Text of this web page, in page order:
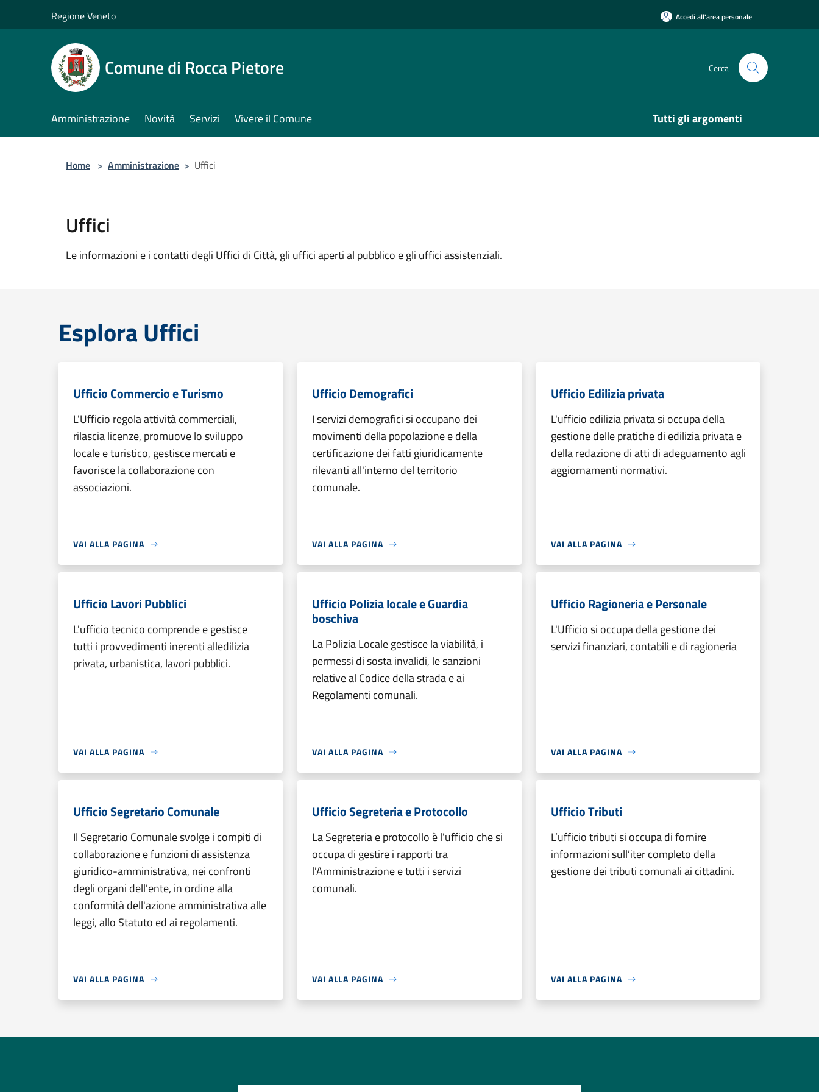
Regione Veneto Accedi all'area personale
Comune di Rocca Pietore Cerca
Amministrazione Novità Servizi Vivere il Comune Tutti gli argomenti
Home > Amministrazione > Uffici
Uffici
Le informazioni e i contatti degli Uffici di Città, gli uffici aperti al pubblico e gli uffici assistenziali.
Esplora Uffici
Ufficio Commercio e Turismo
L'Ufficio regola attività commerciali,
rilascia licenze, promuove lo sviluppo
locale e turistico, gestisce mercati e
favorisce la collaborazione con
associazioni.
VAI ALLA PAGINA
Ufficio Demografici
I servizi demografici si occupano dei
movimenti della popolazione e della
certificazione dei fatti giuridicamente
rilevanti all'interno del territorio
comunale.
VAI ALLA PAGINA
Ufficio Edilizia privata
L'ufficio edilizia privata si occupa della
gestione delle pratiche di edilizia privata e
della redazione di atti di adeguamento agli
aggiornamenti normativi.
VAI ALLA PAGINA
Ufficio Lavori Pubblici
L'ufficio tecnico comprende e gestisce
tutti i provvedimenti inerenti alledilizia
privata, urbanistica, lavori pubblici.
VAI ALLA PAGINA
Ufficio Polizia locale e Guardia
boschiva
La Polizia Locale gestisce la viabilità, i
permessi di sosta invalidi, le sanzioni
relative al Codice della strada e ai
Regolamenti comunali.
VAI ALLA PAGINA
Ufficio Ragioneria e Personale
L'Ufficio si occupa della gestione dei
servizi finanziari, contabili e di ragioneria
VAI ALLA PAGINA
Ufficio Segretario Comunale
Il Segretario Comunale svolge i compiti di
collaborazione e funzioni di assistenza
giuridico-amministrativa, nei confronti
degli organi dell'ente, in ordine alla
conformità dell'azione amministrativa alle
leggi, allo Statuto ed ai regolamenti.
VAI ALLA PAGINA
Ufficio Segreteria e Protocollo
La Segreteria e protocollo è l'ufficio che si
occupa di gestire i rapporti tra
l'Amministrazione e tutti i servizi
comunali.
VAI ALLA PAGINA
Ufficio Tributi
L’ufficio tributi si occupa di fornire
informazioni sull’iter completo della
gestione dei tributi comunali ai cittadini.
VAI ALLA PAGINA